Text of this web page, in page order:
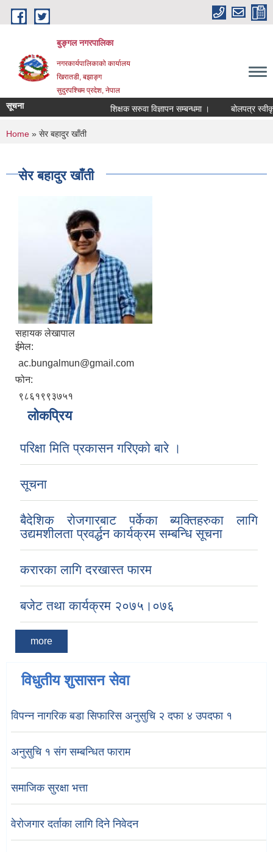
Skip to main content
बुङ्गल नगरपालिका
नगरकार्यपालिकाको कार्यालय
खिरातडी, बझाङ्ग
सुदुरपश्चिम प्रदेश, नेपाल
सूचना शिक्षक सरुवा विज्ञापन सम्बन्धमा । बोलपत्र
You are here
Home » सेर बहादुर खाँती
सेर बहादुर खाँती
सहायक लेखापाल
ईमेल:
ac.bungalmun@gmail.com
फोन:
९८६१९९३७५१
लोकप्रिय
परिक्षा मिति प्रकासन गरिएको बारे ।
सूचना
बैदेशिक रोजगारबाट पर्केका ब्यक्तिहरुका लागि
उद्यमशीलता प्रवर्द्धन कार्यक्रम सम्बन्धि सूचना
करारका लागि दरखास्त फारम
बजेट तथा कार्यक्रम २०७५।०७६
more
विधुतीय शुसासन सेवा
विपन्न नागरिक बडा सिफारिस अनुसुचि २ दफा ४ उपदफा १
अनुसुचि १ संग सम्बन्धित फाराम
समाजिक सुरक्षा भत्ता
वेरोजगार दर्ताका लागि दिने निवेदन